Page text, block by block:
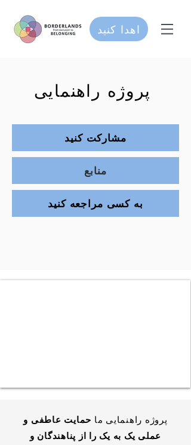
اهدا کنید
مشارکت کنید
منابع
به کسی مراجعه کنید
پروژه راهنمایی ما حمایت عاطفی و
عملی یک به یک را از پناهندگان و